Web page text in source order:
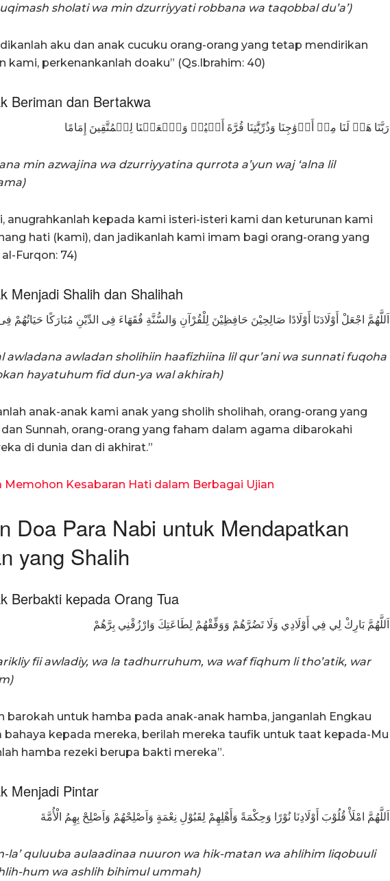
sholati wa min dzurriyyati robbana wa taqobbal du’a’)
aku dan anak cucuku orang-orang yang tetap mendirikan
kami, perkenankanlah doaku” (Qs.Ibrahim: 40)
Beriman dan Bertakwa
رَبَّنَا هَبۡ لَنَا مِنۡ أَزۡوَٰجِنَا وَذُرِّيَّٰتِنَا قُرَّةَ أَعۡيُنٖ وَٱجۡعَلۡنَا لِلۡمُتَّقِينَ إِمَامًا
min azwajina wa dzurriyyatina qurrota a’yun waj ‘alna lil
anugrahkanlah kepada kami isteri-isteri kami dan keturunan kami
hati (kami), dan jadikanlah kami imam bagi orang-orang yang
Furqon: 74)
Menjadi Shalih dan Shalihah
اَللَّهُمَّ اجْعَلْ أَوْلَادَنَا أَوْلَادًا صَالِحِيْنَ حَافِظِيْنَ لِلْقُرْآنِ وَالسُّنَّةِ فُقَهَاءَ فِى الدِّيْنِ مُبَارَكًا حَيَاتُهُمْ فِى
awladana awladan sholihiin haafizhiina lil qur’ani wa sunnati fuqoha
hayatuhum fid dun-ya wal akhirah)
anak-anak kami anak yang sholih sholihah, orang-orang yang
dan Sunnah, orang-orang yang faham dalam agama dibarokahi
di dunia dan di akhirat.”
Memohon Kesabaran Hati dalam Berbagai Ujian
Doa Para Nabi untuk Mendapatkan
yang Shalih
Berbakti kepada Orang Tua
اَللَّهُمَّ بَارِكْ لِي فِي أَوْلَادِي وَلَا تَضُرَّهُمْ وَوَفِّقْهُمْ لِطَاعَتِكَ وَارْزُقْنِي بِرَّهُمْ
fii awladiy, wa la tadhurruhum, wa waf fiqhum li tho’atik, war
barokah untuk hamba pada anak-anak hamba, janganlah Engkau
kepada mereka, berilah mereka taufik untuk taat kepada-Mu
hamba rezeki berupa bakti mereka”.
Menjadi Pintar
اَللَّهُمَّ امْلَأْ قُلُوْبَ أَوْلَادِنَا نُوْرًا وَحِكْمَةً وَأَهْلِهِمْ لِقَبُوْلِ نِعْمَةٍ وَاَصْلِحْهُمْ وَاَصْلِحْ بِهِمُ الْأُمَّةَ
la’ quluuba aulaadinaa nuuron wa hik-matan wa ahlihim liqobuuli
hum wa ashlih bihimul ummah)